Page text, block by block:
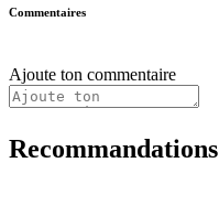
Commentaires
Ajoute ton commentaire
Recommandations